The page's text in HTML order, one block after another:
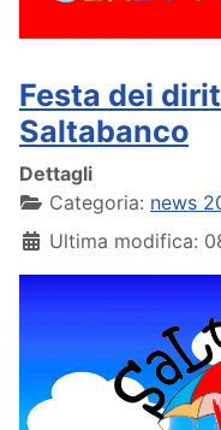
Festa dei
Saltabanco
Dettagli
Categoria: news
Ultima modifica: